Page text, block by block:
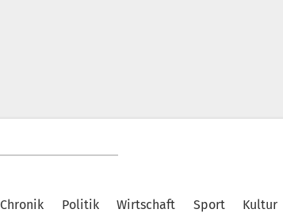
Chronik Politik Wirtschaft Sport Kultur